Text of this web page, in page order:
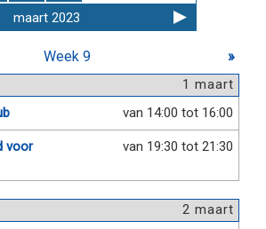
maart 2023
Week 9 »
1 maart
van 14:00 tot 16:00
van 19:30 tot 21:30
voor
2 maart